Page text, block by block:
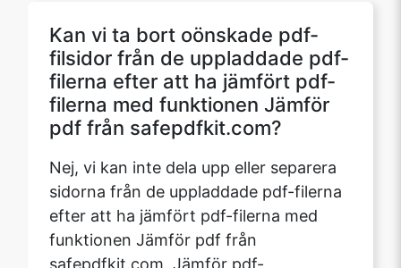
Kan vi ta bort oönskade pdf-
filsidor från de uppladdade pdf-
filerna efter att ha jämfört pdf-
filerna med funktionen Jämför
pdf från safepdfkit.com?
Nej, vi kan inte dela upp eller separera
sidorna från de uppladdade pdf-filerna
efter att ha jämfört pdf-filerna med
funktionen Jämför pdf från
safepdfkit.com. Jämför pdf-